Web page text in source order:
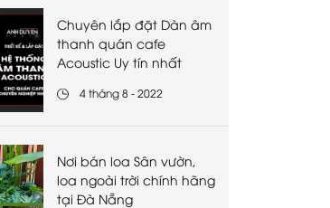
Chuyên lắp đặt Dàn âm
thanh quán cafe
Acoustic Uy tín nhất
4 tháng 8 - 2022
Nơi bán loa Sân vườn,
loa ngoài trời chính hãng
tại Đà Nẵng